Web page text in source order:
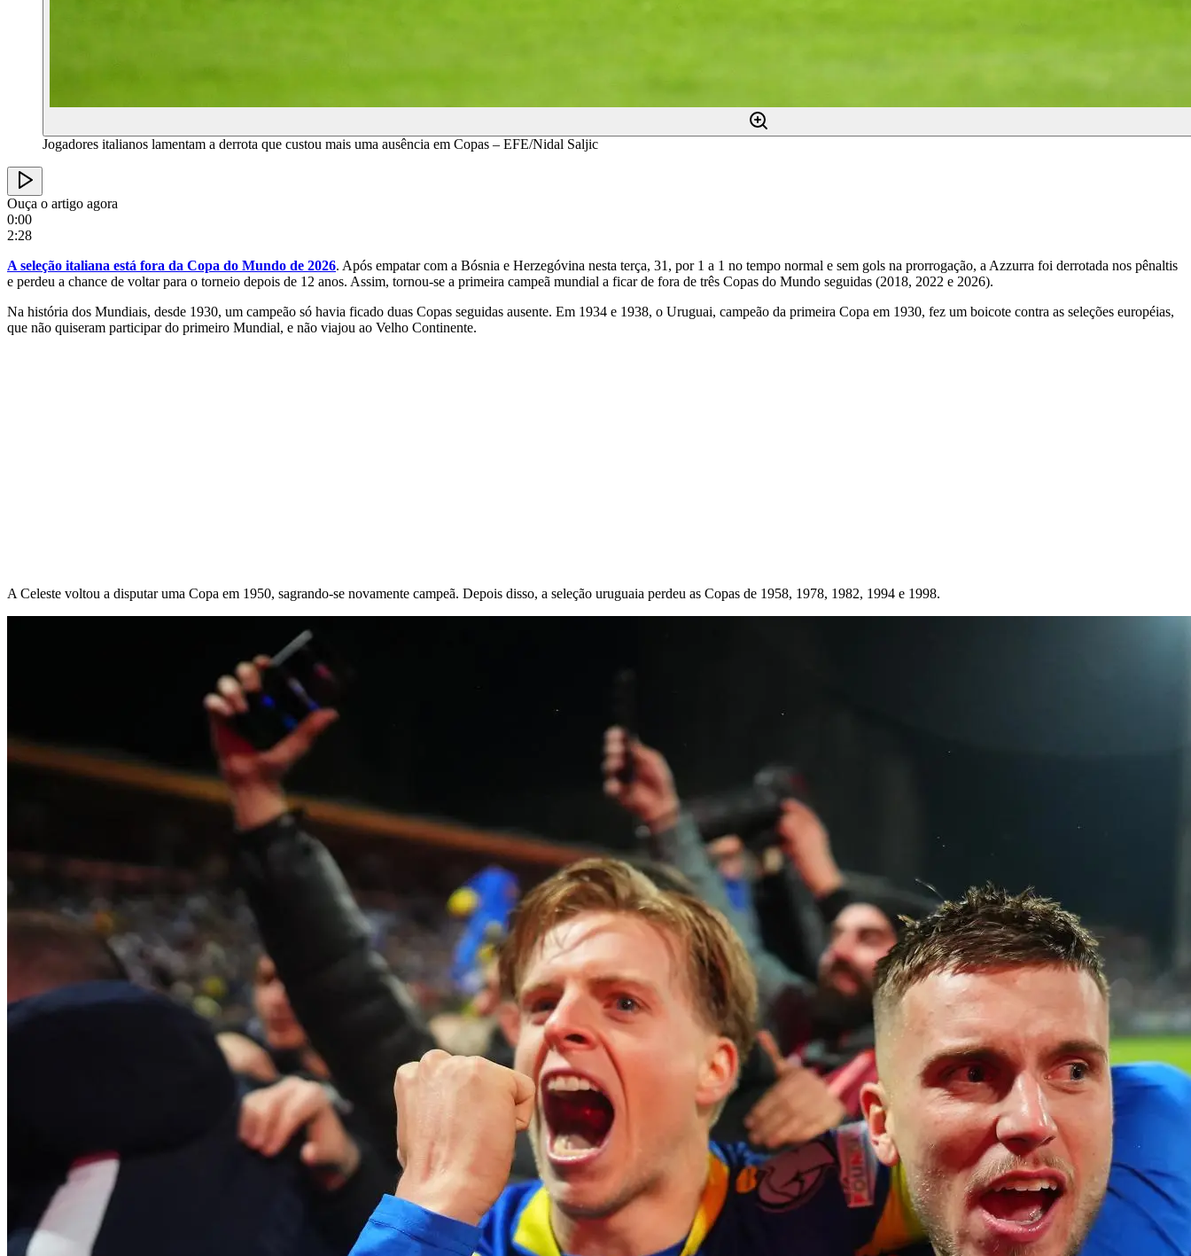
Jogadores italianos lamentam a derrota que custou mais uma ausência em Copas – EFE/Nidal Saljic
Ouça o artigo agora
0:00
2:28
A seleção italiana está fora da Copa do Mundo de 2026. Após empatar com a Bósnia e Herzegóvina nesta terça, 31, por 1 a 1 no tempo normal e sem gols na prorrogação, a Azzurra foi derrotada nos pênaltis
e perdeu a chance de voltar para o torneio depois de 12 anos. Assim, tornou-se a primeira campeã mundial a ficar de fora de três Copas do Mundo seguidas (2018, 2022 e 2026).
Na história dos Mundiais, desde 1930, um campeão só havia ficado duas Copas seguidas ausente. Em 1934 e 1938, o Uruguai, campeão da primeira Copa em 1930, fez um boicote contra as seleções européias,
que não quiseram participar do primeiro Mundial, e não viajou ao Velho Continente.
A Celeste voltou a disputar uma Copa em 1950, sagrando-se novamente campeã. Depois disso, a seleção uruguaia perdeu as Copas de 1958, 1978, 1982, 1994 e 1998.